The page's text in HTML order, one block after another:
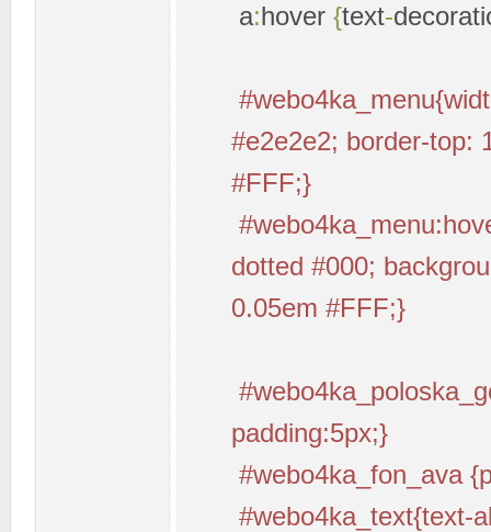
a:hover {text-
#e2e2e2; border-top:
#FFF;}
dotted #000;
0.05em #FFF;}
padding:5px;}
#webo4ka_fon_ava
#webo4ka_text{text-